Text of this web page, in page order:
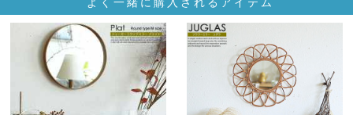
よく一緒に購入されるアイテム